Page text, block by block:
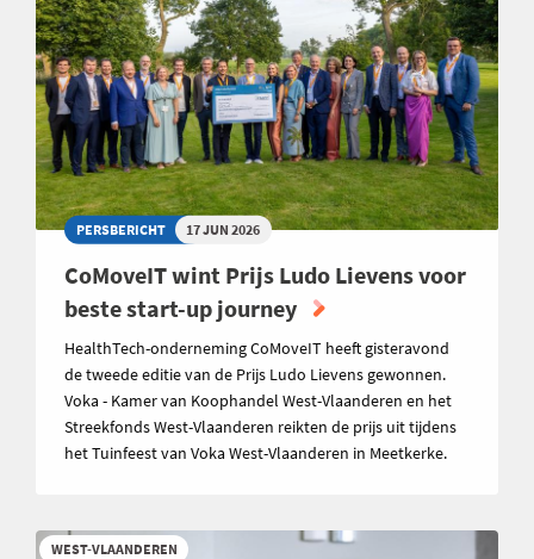
PERSBERICHT 17 JUN 2026
CoMoveIT wint Prijs Ludo Lievens voor
beste start-up journey
HealthTech-onderneming CoMoveIT heeft gisteravond
de tweede editie van de Prijs Ludo Lievens gewonnen.
Voka - Kamer van Koophandel West-Vlaanderen en het
Streekfonds West-Vlaanderen reikten de prijs uit tijdens
het Tuinfeest van Voka West-Vlaanderen in Meetkerke.
WEST-VLAANDEREN